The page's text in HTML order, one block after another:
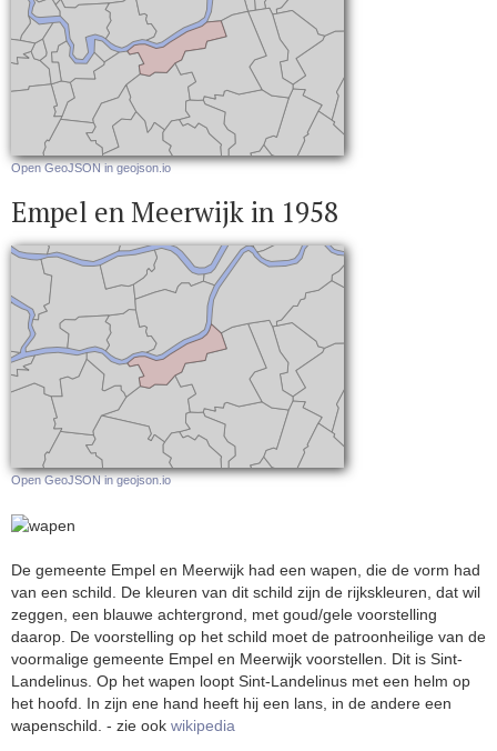
Open GeoJSON in geojson.io
Empel en Meerwijk in 1958
Open GeoJSON in geojson.io
De gemeente Empel en Meerwijk had een wapen, die de vorm had
van een schild. De kleuren van dit schild zijn de rijkskleuren, dat wil
zeggen, een blauwe achtergrond, met goud/gele voorstelling
daarop. De voorstelling op het schild moet de patroonheilige van de
voormalige gemeente Empel en Meerwijk voorstellen. Dit is Sint-
Landelinus. Op het wapen loopt Sint-Landelinus met een helm op
het hoofd. In zijn ene hand heeft hij een lans, in de andere een
wapenschild. - zie ook wikipedia